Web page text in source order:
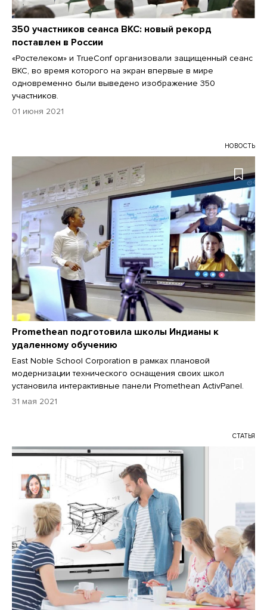
350 участников сеанса ВКС: новый рекорд
поставлен в России
«Ростелеком» и TrueConf организовали защищенный сеанс
ВКС, во время которого на экран впервые в мире
одновременно были выведено изображение 350
участников.
01 июня 2021
НОВОСТЬ
Promethean подготовила школы Индианы к
удаленному обучению
East Noble School Corporation в рамках плановой
модернизации технического оснащения своих школ
установила интерактивные панели Promethean ActivPanel.
31 мая 2021
СТАТЬЯ